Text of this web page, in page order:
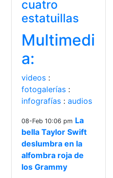
cuatro
estatuillas
Multimedi
a:
videos :
fotogalerías :
infografías : audios
08-Feb 10:06 pm La
bella Taylor Swift
deslumbra en la
alfombra roja de
los Grammy